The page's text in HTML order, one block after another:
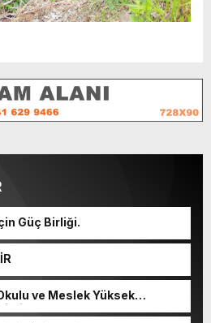
Güç Birliği.
ve Meslek Yüksek